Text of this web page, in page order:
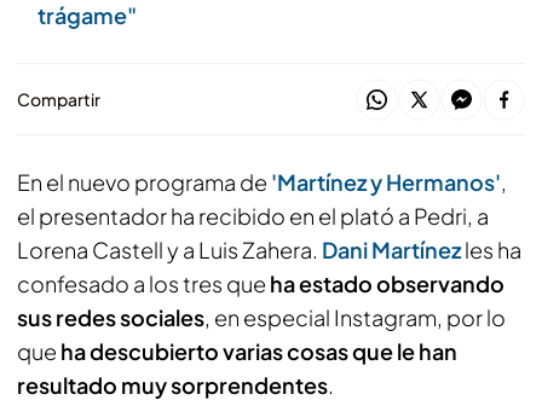
trágame"
Compartir
En el nuevo programa de 'Martínez y Hermanos',
el presentador ha recibido en el plató a Pedri, a
Lorena Castell y a Luis Zahera. Dani Martínezles ha
confesado a los tres que ha estado observando
sus redes sociales, en especial Instagram, por lo
que ha descubierto varias cosas que le han
resultado muy sorprendentes.